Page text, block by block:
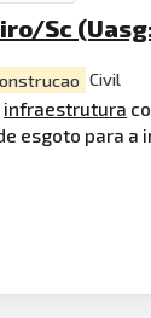
Sc
Civil
infraestrutura
esgoto para a